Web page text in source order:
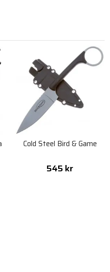
Cold Steel Bird & Game
545 kr